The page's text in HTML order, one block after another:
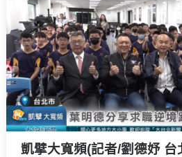
凱擘大寬頻(記者/劉德妤